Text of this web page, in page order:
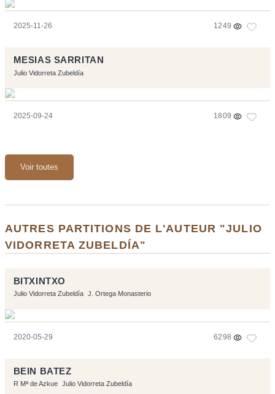
2025-11-26 1249
MESIAS SARRITAN
Julio Vidorreta Zubeldía
2025-09-24 1809
Voir toutes
AUTRES PARTITIONS DE L'AUTEUR "JULIO
VIDORRETA ZUBELDÍA"
BITXINTXO
Julio Vidorreta Zubeldía J. Ortega Monasterio
2020-05-29 6298
BEIN BATEZ
R Mª de Azkue Julio Vidorreta Zubeldía